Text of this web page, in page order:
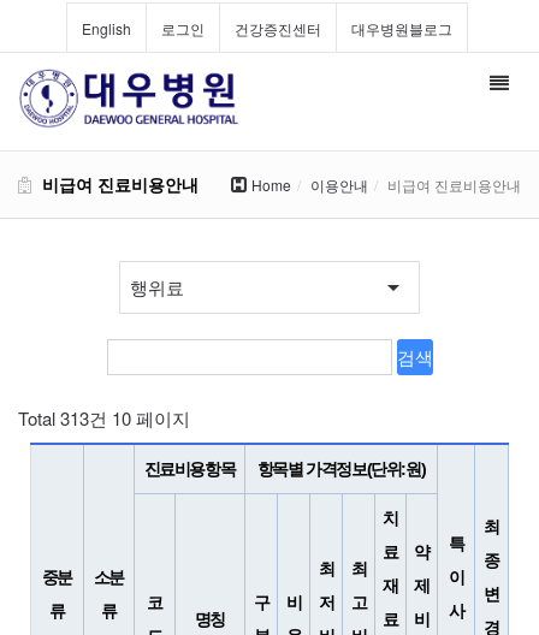
English 로그인 건강증진센터 대우병원블로그
비급여 진료비용안내 Home 이용안내 비급여 진료비용안내
Total 313건 10 페이지
중분
류
소분
류
진료비용항목 항목별 가격정보(단위:원)
특
이
사
최
종
변
경
코
명칭
구
비
최
저
최
고
치
료
재
료
약
제
비